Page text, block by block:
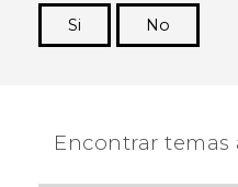
Si
No
Encontrar temas